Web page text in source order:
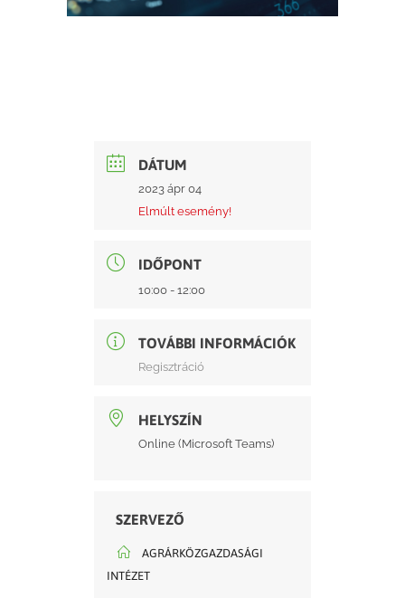
DÁTUM
2023 ápr 04
Elmúlt esemény!
IDŐPONT
10:00 - 12:00
TOVÁBBI INFORMÁCIÓK
Regisztráció
HELYSZÍN
Online (Microsoft Teams)
SZERVEZŐ
AGRÁRKÖZGAZDASÁGI
INTÉZET